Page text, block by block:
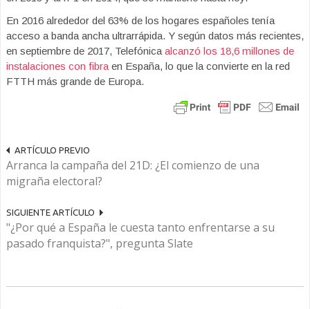
En 2016 alrededor del 63% de los hogares españoles tenía
acceso a banda ancha ultrarrápida. Y según datos más recientes,
en septiembre de 2017, Telefónica alcanzó los 18,6 millones de
instalaciones con fibra en España, lo que la convierte en la red
FTTH más grande de Europa.
ARTÍCULO PREVIO
Arranca la campaña del 21D: ¿El comienzo de una
migraña electoral?
SIGUIENTE ARTÍCULO
"¿Por qué a España le cuesta tanto enfrentarse a su
pasado franquista?", pregunta Slate